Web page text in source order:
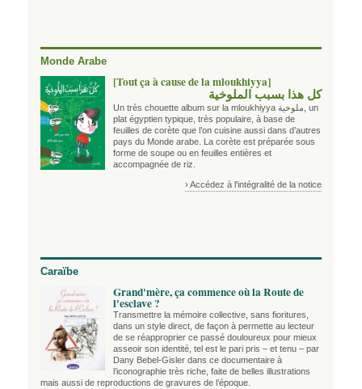
Monde Arabe
[Tout ça à cause de la mloukhiyya]
كل هذا بسبب الملوخية
Un très chouette album sur la mloukhiyya ملوخية, un
plat égyptien typique, très populaire, à base de
feuilles de corète que l’on cuisine aussi dans d’autres
pays du Monde arabe. La corète est préparée sous
forme de soupe ou en feuilles entières et
accompagnée de riz.
› Accédez à l'intégralité de la notice
Caraïbe
Grand'mère, ça commence où la Route de
l'esclave ?
Transmettre la mémoire collective, sans fioritures,
dans un style direct, de façon à permette au lecteur
de se réapproprier ce passé douloureux pour mieux
asseoir son identité, tel est le pari pris – et tenu – par
Dany Bebel-Gisler dans ce documentaire à
l’iconographie très riche, faite de belles illustrations
mais aussi de reproductions de gravures de l’époque.